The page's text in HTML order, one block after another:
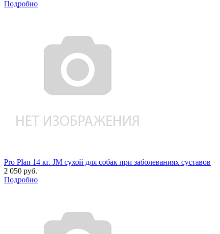
Подробно
Pro Plan 14 кг. JM сухой для собак при заболеваниях суставов
2 050 руб.
Подробно